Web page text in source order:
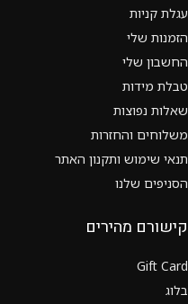
עגלת קניות
הזמנות שלי
החשבון שלי
טבלת מידות
שאלות נפוצות
משלוחים והחזרות
תנאי שימוש ותקנון האתר
הסניפים שלנו
קישורם מהירים
Gift Card
בלוג